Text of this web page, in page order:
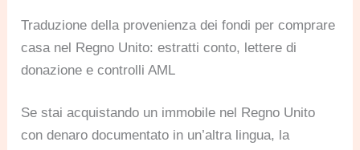
Traduzione della provenienza dei fondi per comprare
casa nel Regno Unito: estratti conto, lettere di
donazione e controlli AML
Se stai acquistando un immobile nel Regno Unito
con denaro documentato in un’altra lingua, la